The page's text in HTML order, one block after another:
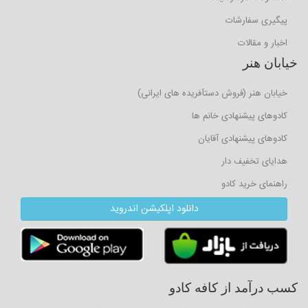
پیگیری سفارشات
اخبار و مقالات
خیابان هنر
خیابان هنر (فروش دستآفریده های ایرانی)
کادوهای پیشنهادی خانم ها
کادوهای پیشنهادی آقایان
هدایای تخفیف دار
راهنمای خرید کادو
دانلود اپلکیشن اندروید
کسب درآمد از کافه کادو